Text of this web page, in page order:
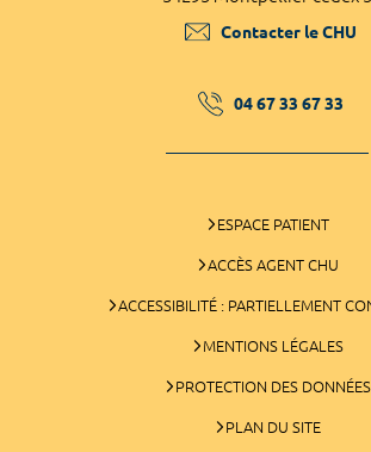
Contacter le CHU
04 67 33 67 33
ESPACE PATIENT
ACCÈS AGENT CHU
ACCESSIBILITÉ : PARTIELLEMENT
MENTIONS LÉGALES
PROTECTION DES DONNÉES
PLAN DU SITE